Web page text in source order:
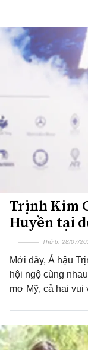
Trịnh Kim
Huyền tại
Thứ 6, 28/07/
Mới đây, Á hậu
hội ngộ cùng
mơ Mỹ, cả hai vui